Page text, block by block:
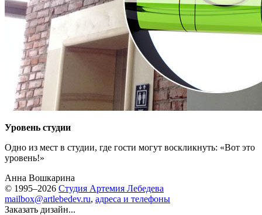
Уровень студии
Одно из мест в студии, где гости могут воскликнуть: «Вот это
уровень!»
Анна Вошкарина
© 1995–2026 Студия Артемия Лебедева
mailbox@artlebedev.ru, адреса и телефоны
Заказать дизайн...